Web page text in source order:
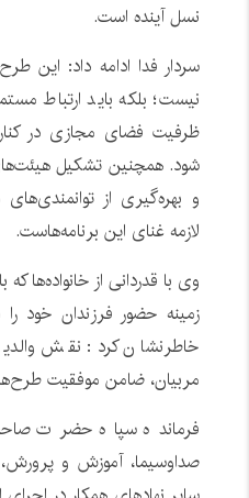
نسل آینده است.
سردار فدا ادامه داد: این
نیست؛ بلکه باید ارتباط
ظرفیت فضای مجازی در
شود. همچنین تشکیل
و بهره‌گیری از
لازمه غنای این برنامه‌هاست.
وی با قدردانی از خانواده‌ها
زمینه حضور فرزندان خود را
خاطرنشان کرد: نقش
مربیان، ضامن موفقیت
فرمانده سپاه حضرت
صداوسیما، آموزش و